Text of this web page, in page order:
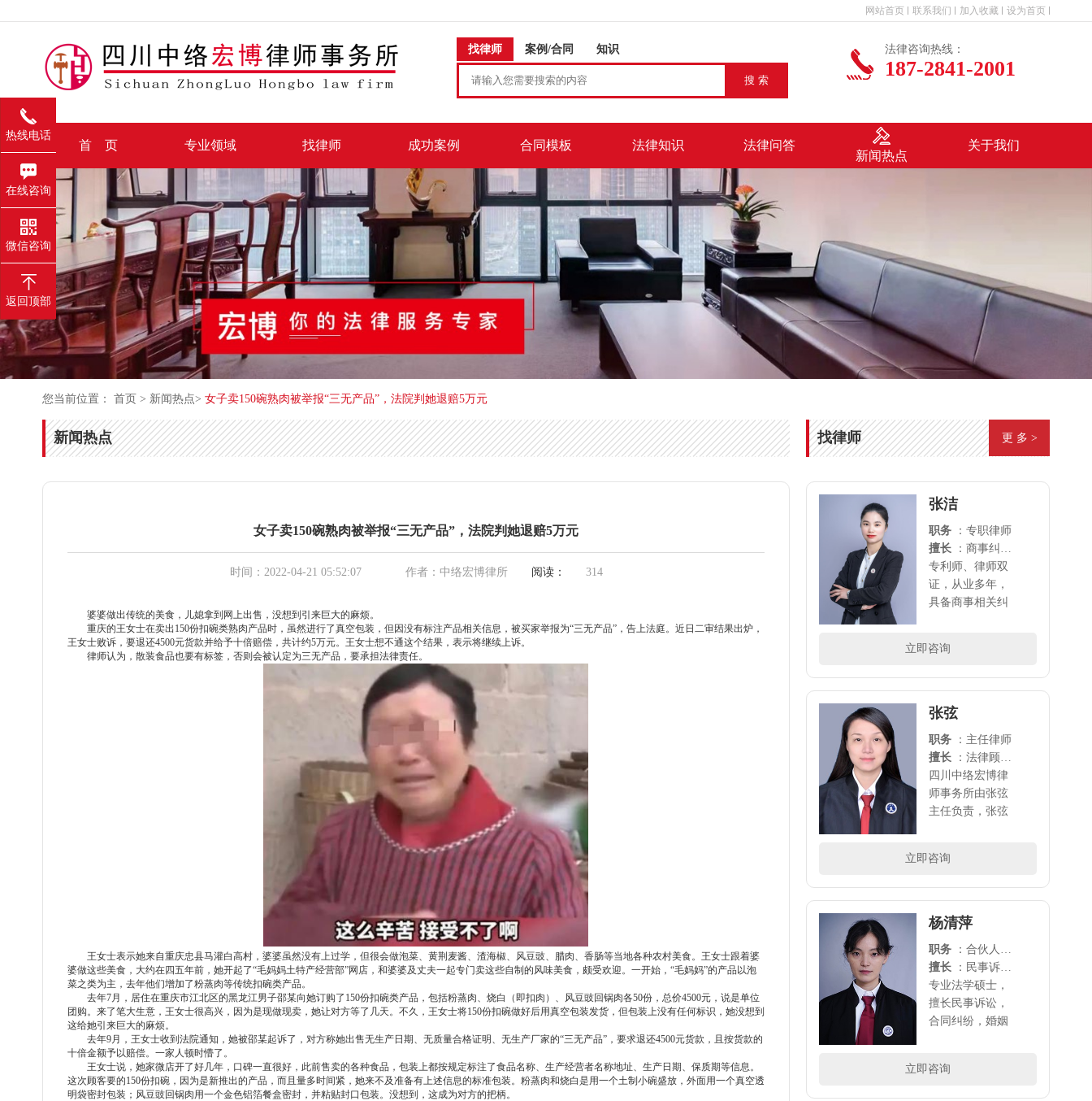
网站首页 联系我们 加入收藏 设为首页
找律师 案例/合同 知识
搜 索
法律咨询热线：
187-2841-2001
首 页 专业领域 找律师 成功案例 合同模板 法律知识 法律问答
新闻热点
关于我们
您当前位置： 首页 > 新闻热点> 女子卖150碗熟肉被举报“三无产品”，法院判她退赔5万元
新闻热点
女子卖150碗熟肉被举报“三无产品”，法院判她退赔5万元
时间：2022-04-21 05:52:07 作者：中络宏博律所 阅读： 314
婆婆做出传统的美食，儿媳拿到网上出售，没想到引来巨大的麻烦。
重庆的王女士在卖出 150份扣碗类熟肉产品时，虽然进行了真空包装，但因没有标注产品相关信息，被买家举报为“三无产品”，告上法庭。近日二审结果出炉，
王女士败诉，要退还4500元货款并给予十倍赔偿，共计约5万元。王女士想不通这个结果，表示将继续上诉。
律师认为，散装食品也要有标签，否则会被认定为三无产品，要承担法律责任。
王女士表示她来自重庆忠县马灌白高村，婆婆虽然没有上过学，但很会做泡菜、黄荆麦酱、渣海椒、风豆豉、腊肉、香肠等当地各种农村美食。王女士跟着婆
婆做这些美食，大约在四五年前，她开起了“毛妈妈土特产经营部”网店，和婆婆及丈夫一起专门卖这些自制的风味美食，颇受欢迎。一开始，“毛妈妈”的产品以泡
菜之类为主，去年他们增加了粉蒸肉等传统扣碗类产品。
去年7月，居住在重庆市江北区的黑龙江男子邵某向她订购了150份扣碗类产品，包括粉蒸肉、烧白（即扣肉）、风豆豉回锅肉各50份，总价4500元，说是单位
团购。来了笔大生意，王女士很高兴，因为是现做现卖，她让对方等了几天。不久，王女士将150份扣碗做好后用真空包装发货，但包装上没有任何标识，她没想到
这给她引来巨大的麻烦。
去年9月，王女士收到法院通知，她被邵某起诉了，对方称她出售无生产日期、无质量合格证明、无生产厂家的“三无产品”，要求退还4500元货款，且按货款的
十倍金额予以赔偿。一家人顿时懵了。
王女士说，她家微店开了好几年，口碑一直很好，此前售卖的各种食品，包装上都按规定标注了食品名称、生产经营者名称地址、生产日期、保质期等信息。
这次顾客要的150份扣碗，因为是新推出的产品，而且量多时间紧，她来不及准备有上述信息的标准包装。粉蒸肉和烧白是用一个土制小碗盛放，外面用一个真空透
明袋密封包装；风豆豉回锅肉用一个金色铝箔餐盒密封，并粘贴封口包装。没想到，这成为对方的把柄。
找律师 更 多 >
张洁
职务 ：专职律师
擅长 ：商事纠纷（含合同纠纷、经济纠纷、公司法律顾问、劳动工伤、股权合伙）及相关婚姻家事、刑事案件
专利师、律师双
证，从业多年，
具备商事相关纠
者的坚实后盾。..
立即咨询
张弦
职务 ：主任律师
擅长 ：法律顾问、刑事诉讼、劳动争议、离婚诉讼、各类合同纠纷等多领域的法律诉讼
四川中络宏博律
师事务所由张弦
主任负责，张弦
学，2004开始从
究，历任多家律
所专职律师和律
建设、北京博儒
等）。中络宏博
现有律师..
立即咨询
杨清萍
职务 ：合伙人律师
擅长 ：民事诉讼，合同纠纷，婚姻家庭，债权债务， 工伤赔偿，劳动纠纷，知识产权等领域的法律诉讼
专业法学硕士，
擅长民事诉讼，
合同纠纷，婚姻
劳动纠纷，知识
立即咨询
热线电话
在线咨询
微信咨询
返回顶部